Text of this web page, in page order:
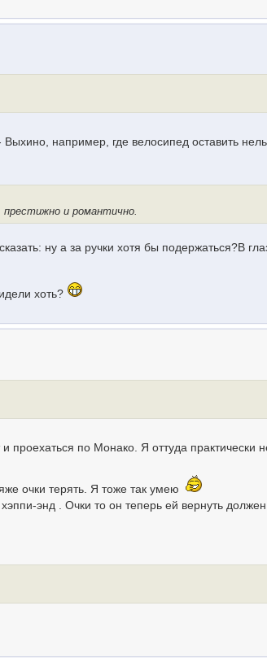
например, где велосипед оставить
и романтично.
ну а за ручки хотя бы подержаться?В
хоть?
проехаться по Монако. Я оттуда практически
очки терять. Я тоже так умею
энд . Очки то он теперь ей вернуть